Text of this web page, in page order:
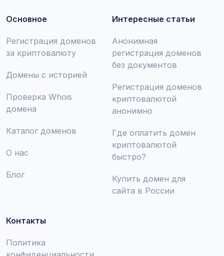
Основное
Регистрация доменов
за криптовалюту
Домены с историей
Проверка Whois
домена
Каталог доменов
О нас
Блог
Интересные статьи
Анонимная
регистрация доменов
без документов
Регистрация доменов
криптовалютой
анонимно
Где оплатить домен
криптовалютой
быстро?
Купить домен для
сайта в России
Контакты
Политика